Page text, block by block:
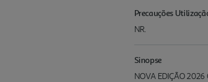
Precauções
NR.
Sinopse
NOVA EDIÇÃO